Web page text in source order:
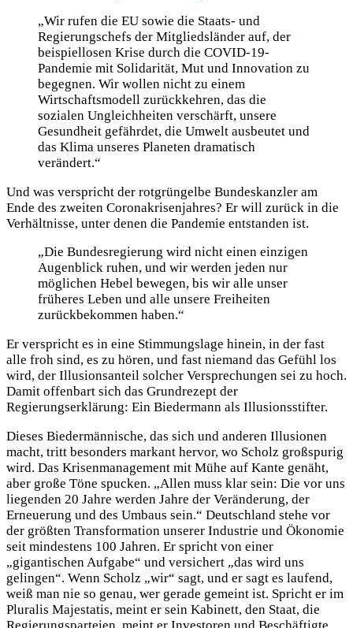
„Wir rufen die EU sowie die Staats- und
Regierungschefs der Mitgliedsländer auf, der
beispiellosen Krise durch die COVID-19-
Pandemie mit Solidarität, Mut und Innovation zu
begegnen. Wir wollen nicht zu einem
Wirtschaftsmodell zurückkehren, das die
sozialen Ungleichheiten verschärft, unsere
Gesundheit gefährdet, die Umwelt ausbeutet und
das Klima unseres Planeten dramatisch
verändert.“
Und was verspricht der rotgrüngelbe Bundeskanzler am
Ende des zweiten Coronakrisenjahres? Er will zurück in die
Verhältnisse, unter denen die Pandemie entstanden ist.
„Die Bundesregierung wird nicht einen einzigen
Augenblick ruhen, und wir werden jeden nur
möglichen Hebel bewegen, bis wir alle unser
früheres Leben und alle unsere Freiheiten
zurückbekommen haben.“
Er verspricht es in eine Stimmungslage hinein, in der fast
alle froh sind, es zu hören, und fast niemand das Gefühl los
wird, der Illusionsanteil solcher Versprechungen sei zu hoch.
Damit offenbart sich das Grundrezept der
Regierungserklärung: Ein Biedermann als Illusionsstifter.
Dieses Biedermännische, das sich und anderen Illusionen
macht, tritt besonders markant hervor, wo Scholz großspurig
wird. Das Krisenmanagement mit Mühe auf Kante genäht,
aber große Töne spucken. „Allen muss klar sein: Die vor uns
liegenden 20 Jahre werden Jahre der Veränderung, der
Erneuerung und des Umbaus sein.“ Deutschland stehe vor
der größten Transformation unserer Industrie und Ökonomie
seit mindestens 100 Jahren. Er spricht von einer
„gigantischen Aufgabe“ und versichert „das wird uns
gelingen“. Wenn Scholz „wir“ sagt, und er sagt es laufend,
weiß man nie so genau, wer gerade gemeint ist. Spricht er im
Pluralis Majestatis, meint er sein Kabinett, den Staat, die